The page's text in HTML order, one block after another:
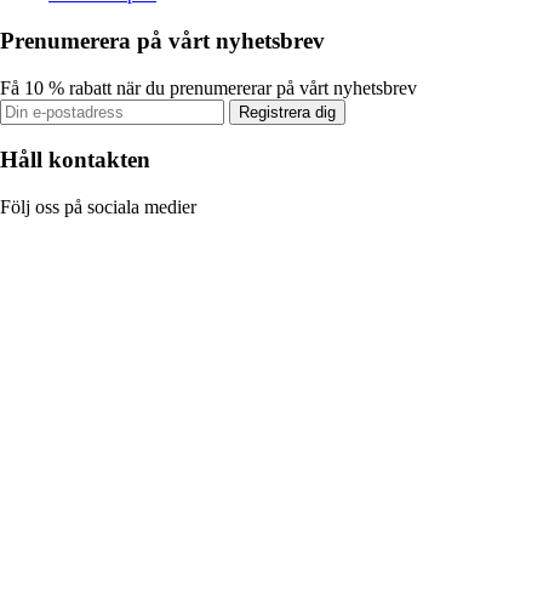
Prenumerera på vårt nyhetsbrev
Få 10 % rabatt när du prenumererar på vårt nyhetsbrev
Registrera dig
Håll kontakten
Följ oss på sociala medier